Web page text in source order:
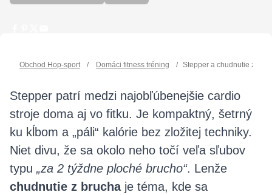
Obchod Hop-sport / Domáci fitness tréning / Stepper a chudnutie z
Stepper patrí medzi najobľúbenejšie cardio
stroje doma aj vo fitku. Je kompaktný, šetrný
ku kĺbom a „páli“ kalórie bez zložitej techniky.
Niet divu, že sa okolo neho točí veľa sľubov
typu „za 2 týždne ploché brucho“. Lenže
chudnutie z bruchaje téma, kde sa